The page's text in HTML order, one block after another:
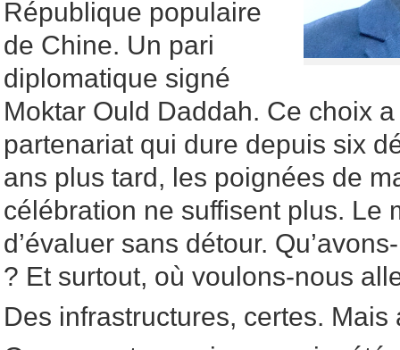
République populaire
de Chine. Un pari
diplomatique signé
Moktar Ould Daddah. Ce choix
partenariat qui dure depuis six
ans plus tard, les poignées de
célébration ne suffisent plus. Le
d’évaluer sans détour.
? Et surtout, où voulons-nous
Des infrastructures, certes. Mais